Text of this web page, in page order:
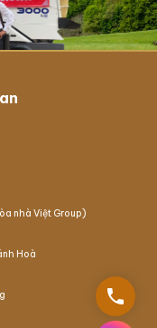
nhà Việt Group)
Hoà
phone